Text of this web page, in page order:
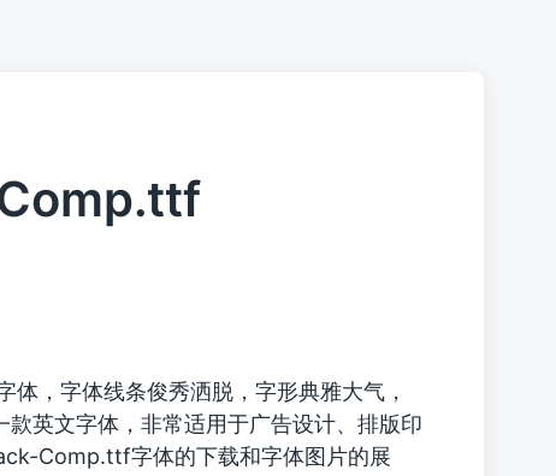
体，字体线条俊秀洒脱，字形典雅大气，
款英文字体，非常适用于广告设计、排版印
Comp.ttf字体的下载和字体图片的展